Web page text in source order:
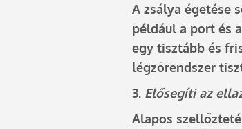
A zsálya égetése
például a port és
egy tisztább és
légzőrendszer
3. Elősegíti az
Alapos